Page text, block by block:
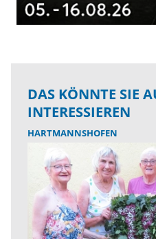
DAS KÖNNTE SIE
INTERESSIEREN
HARTMANNSHOFEN